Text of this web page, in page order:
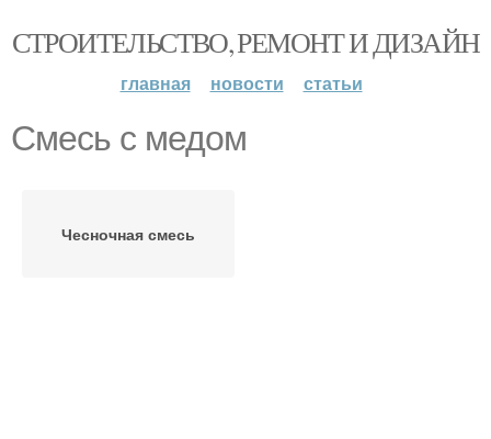
СТРОИТЕЛЬСТВО, РЕМОНТ И ДИЗАЙН
главная новости статьи
Смесь с медом
Чесночная смесь